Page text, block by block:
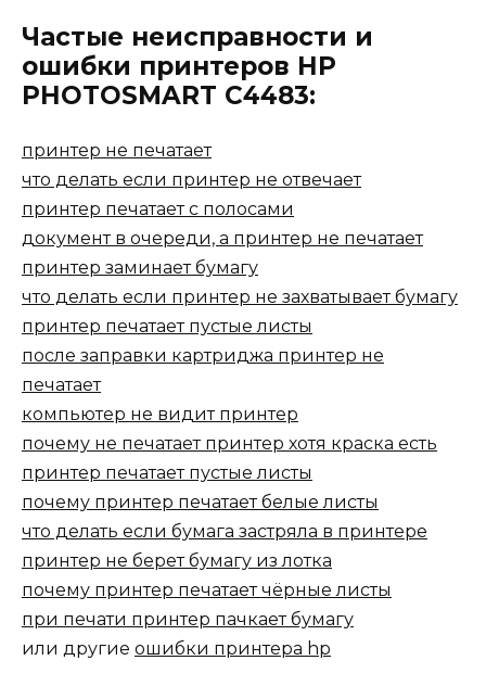
Частые неисправности и
ошибки принтеров HP
PHOTOSMART C4483:
принтер не печатает
что делать если принтер не отвечает
принтер печатает с полосами
документ в очереди, а принтер не печатает
принтер заминает бумагу
что делать если принтер не захватывает бумагу
принтер печатает пустые листы
после заправки картриджа принтер не
печатает
компьютер не видит принтер
почему не печатает принтер хотя краска есть
принтер печатает пустые листы
почему принтер печатает белые листы
что делать если бумага застряла в принтере
принтер не берет бумагу из лотка
почему принтер печатает чёрные листы
при печати принтер пачкает бумагу
или другие ошибки принтера hp